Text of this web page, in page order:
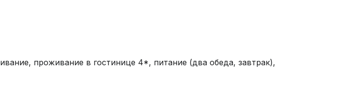
проживание в гостинице 4*, питание (два обеда, завтрак),